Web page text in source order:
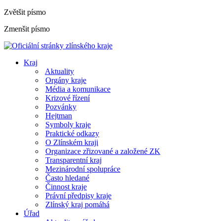
Zvětšit písmo
Zmenšit písmo
Kraj
Aktuality
Orgány kraje
Média a komunikace
Krizové řízení
Pozvánky
Hejtman
Symboly kraje
Praktické odkazy
O Zlínském kraji
Organizace zřizované a založené ZK
Transparentní kraj
Mezinárodní spolupráce
Často hledané
Činnost kraje
Právní předpisy kraje
Zlínský kraj pomáhá
Úřad